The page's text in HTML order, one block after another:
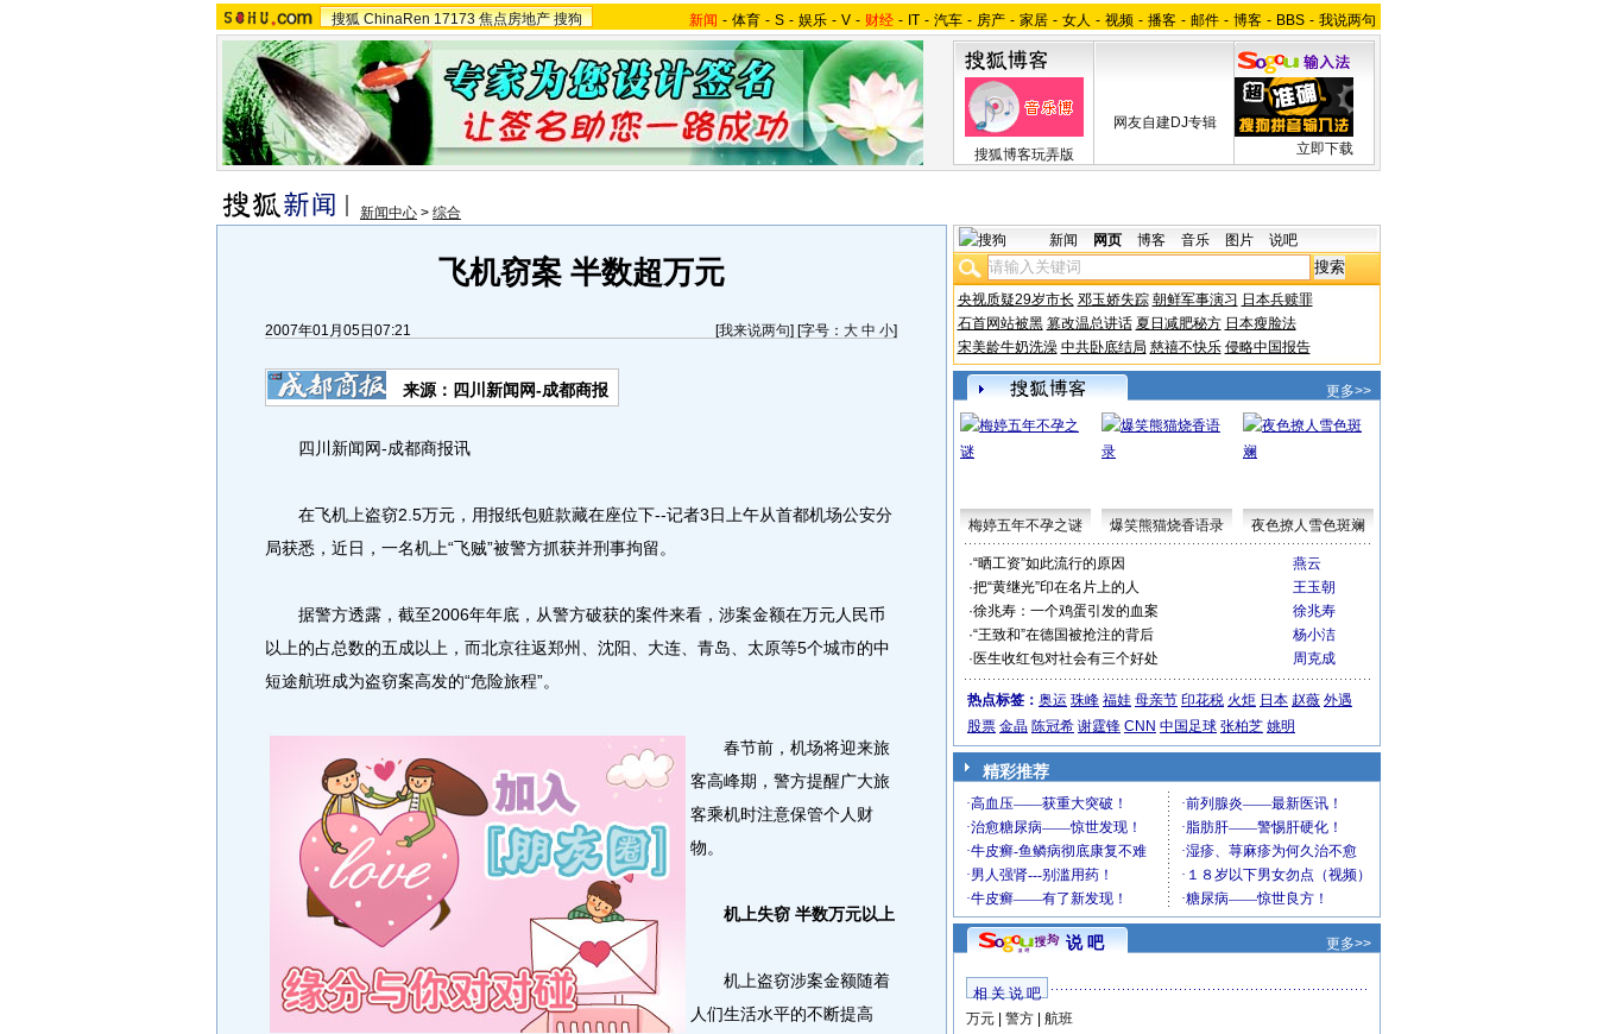
搜狐 ChinaRen 17173 焦点房地产 搜狗 新闻 - 体育 - S - 娱乐 - V - 财经 - IT - 汽车 - 房产 - 家居 - 女人 - 视频 - 播客 - 邮件 - 博客 - BBS - 我说两句
搜狐博客玩弄版
网友自建DJ专辑
立即下载
新闻中心 > 综合
飞机窃案 半数超万元
2007年01月05日07:21 [我来说两句] [字号： 大 中 小]
来源：四川新闻网-成都商报
四川新闻网-成都商报讯
在飞机上盗窃2.5万元，用报纸包赃款藏在座位下--记者3日上午从首都机场公安分
局获悉，近日，一名机上“飞贼”被警方抓获并刑事拘留。
据警方透露，截至2006年年底，从警方破获的案件来看，涉案金额在万元人民币
以上的占总数的五成以上，而北京往返郑州、沈阳、大连、青岛、太原等5个城市的中
短途航班成为盗窃案高发的“危险旅程”。
春节前，机场将迎来旅
客高峰期，警方提醒广大旅
客乘机时注意保管个人财
物。
机上失窃 半数万元以上
机上盗窃涉案金额随着
人们生活水平的不断提高
新闻 网页 博客 音乐 图片 说吧
央视质疑29岁市长 邓玉娇失踪 朝鲜军事演习 日本兵赎罪
石首网站被黑 篡改温总讲话 夏日减肥秘方 日本瘦脸法
宋美龄牛奶洗澡 中共卧底结局 慈禧不快乐 侵略中国报告
更多>>
梅婷五年不孕之谜 爆笑熊猫烧香语录 夜色撩人雪色斑斓
·“晒工资”如此流行的原因
燕云
·把“黄继光”印在名片上的人
王玉朝
·徐兆寿：一个鸡蛋引发的血案
徐兆寿
·“王致和”在德国被抢注的背后
杨小洁
· 医生收红包对社会有三个好处 周克成
热点标签： 奥运 珠峰 福娃 母亲节 印花税 火炬 日本 赵薇 外遇
股票 金晶 陈冠希 谢霆锋 CNN 中国足球 张柏芝 姚明
精彩推荐
说 吧 更多>>
相 关 说 吧
万元| 警方| 航班